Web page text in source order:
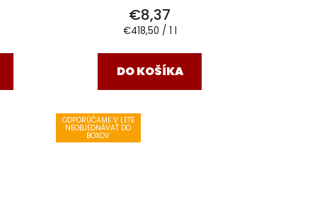
€8,37
Jednotková
€418,50 / 1 l
DO KOŠÍKA
ODPORÚČAME V LETE
NEOBJEDNÁVAŤ DO
BOXOV